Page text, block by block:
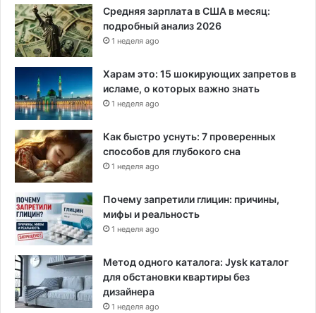
с
л
о
в
и
х
б
д
ж
т
н
о
к
р
и
з
Средняя зарплата в США в месяц:
подробный анализ 2026
1 неделя ago
Харам это: 15 шокирующих запретов в
исламе, о которых важно знать
1 неделя ago
Как быстро уснуть: 7 проверенных
способов для глубокого сна
1 неделя ago
Почему запретили глицин: причины,
мифы и реальность
1 неделя ago
Метод одного каталога: Jysk каталог
для обстановки квартиры без
дизайнера
1 неделя ago